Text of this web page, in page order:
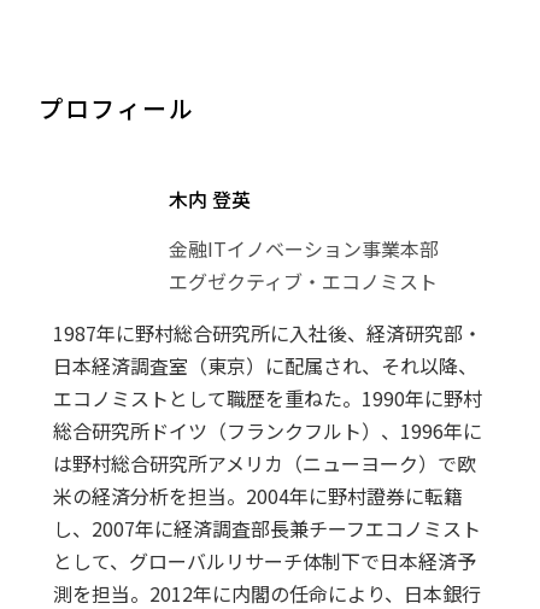
プロフィール
木内 登英
金融ITイノベーション事業本部
エグゼクティブ・エコノミスト
1987年に野村総合研究所に入社後、経済研究部・
日本経済調査室（東京）に配属され、それ以降、
エコノミストとして職歴を重ねた。1990年に野村
総合研究所ドイツ（フランクフルト）、1996年に
は野村総合研究所アメリカ（ニューヨーク）で欧
米の経済分析を担当。2004年に野村證券に転籍
し、2007年に経済調査部長兼チーフエコノミスト
として、グローバルリサーチ体制下で日本経済予
測を担当。2012年に内閣の任命により、日本銀行